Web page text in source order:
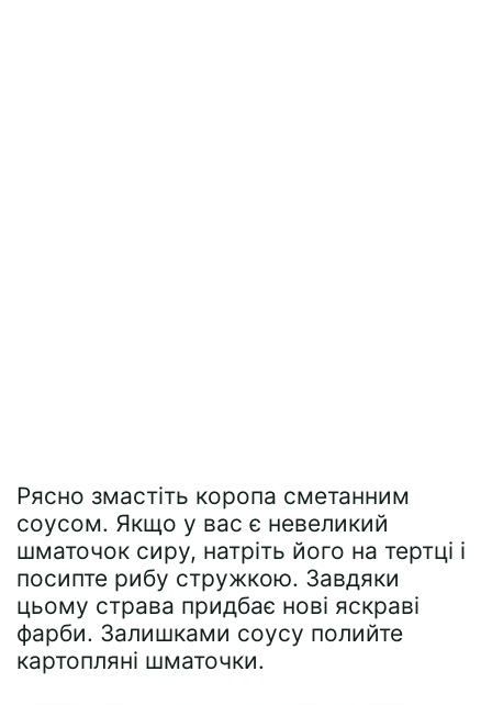
Рясно змастіть коропа сметанним
соусом. Якщо у вас є невеликий
шматочок сиру, натріть його на тертці і
посипте рибу стружкою. Завдяки
цьому страва придбає нові яскраві
фарби. Залишками соусу полийте
картопляні шматочки.